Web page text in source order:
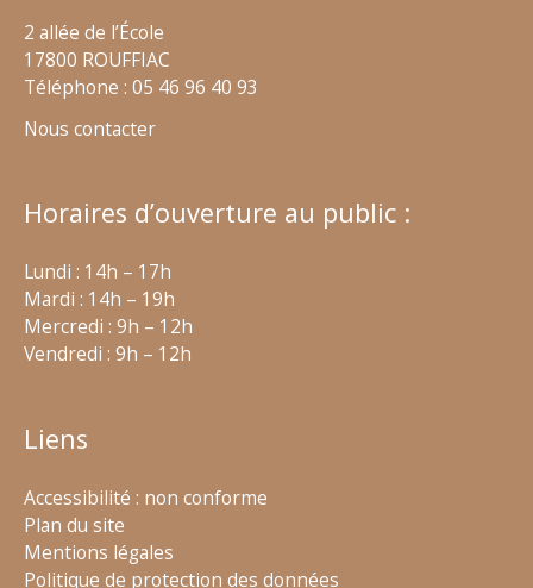
2 allée de l’École
17800 ROUFFIAC
Téléphone : 05 46 96 40 93
Nous contacter
Horaires d’ouverture au public :
Lundi : 14h – 17h
Mardi : 14h – 19h
Mercredi : 9h – 12h
Vendredi : 9h – 12h
Liens
Accessibilité : non conforme
Plan du site
Mentions légales
Politique de protection des données